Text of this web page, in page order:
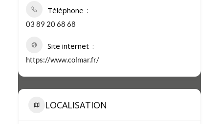
Téléphone
03 89 20 68 68
Site internet
https://www.colmar.fr/
LOCALISATION